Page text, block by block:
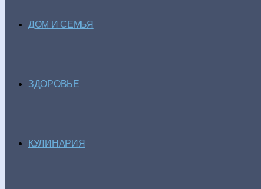
ДОМ И СЕМЬЯ
ЗДОРОВЬЕ
КУЛИНАРИЯ